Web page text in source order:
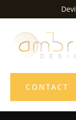
au
CONTACT